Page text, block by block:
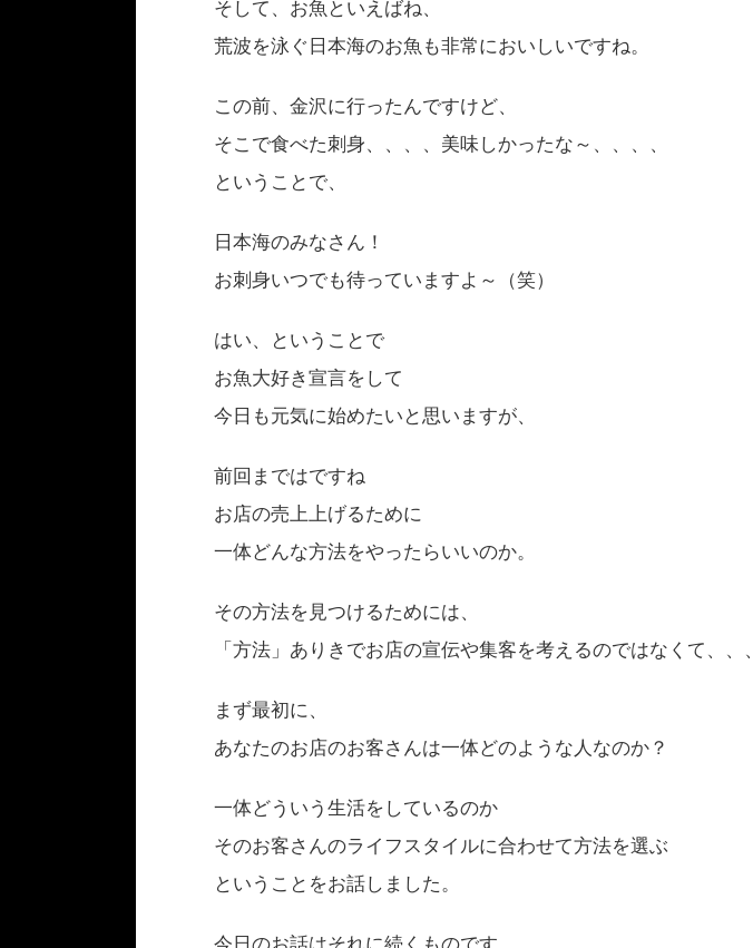
そして、お魚といえばね、
荒波を泳ぐ日本海のお魚も非常においしいですね。
この前、金沢に行ったんですけど、
そこで食べた刺身、、、、美味しかったな～、、、、
ということで、
日本海のみなさん！
お刺身いつでも待っていますよ～（笑）
はい、ということで
お魚大好き宣言をして
今日も元気に始めたいと思いますが、
前回まではですね
お店の売上上げるために
一体どんな方法をやったらいいのか。
その方法を見つけるためには、
「方法」ありきでお店の宣伝や集客を考えるのではなくて、、、
まず最初に、
あなたのお店のお客さんは一体どのような人なのか？
一体どういう生活をしているのか
そのお客さんのライフスタイルに合わせて方法を選ぶ
ということをお話しました。
今日のお話はそれに続くものです。